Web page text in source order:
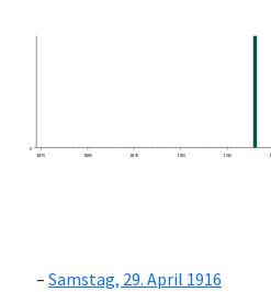
0
1870
1880 1890 1900 1910
Samstag, 29. April 1916